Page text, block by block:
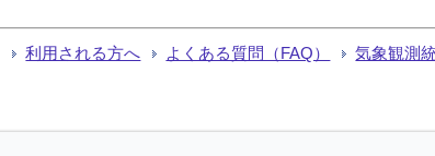
利用される方へ よくある質問（FAQ） 気象観測